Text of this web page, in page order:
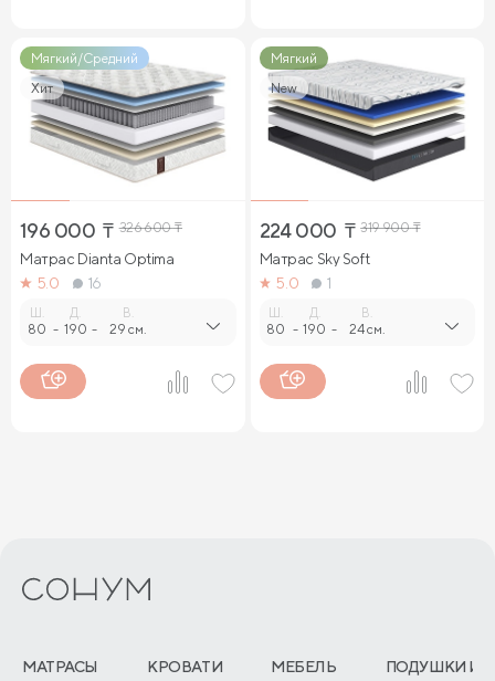
Мягкий/Средний
Хит
196 000 ₸ 326 600₸
Матрас Dianta Optima
5.0
16
80 -
Д.
190 -
В.
29 см.
Мягкий
New
224 000 ₸ 319 900₸
Матрас Sky Soft
5.0
1
80 -
Д.
190 -
В.
24 см.
МАТРАСЫ КРОВАТИ МЕБЕЛЬ ПОДУШКИ И